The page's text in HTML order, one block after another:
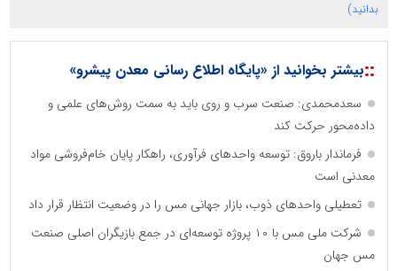
بدانید)
::بیشتر بخوانید از «پایگاه اطلاع رسانی معدن پیشرو»
سعدمحمدی: صنعت سرب و روی باید به سمت روش‌های علمی و
داده‌محور حرکت کند
فرماندار باروق: توسعه واحدهای فرآوری، راهکار پایان خام‌فروشی مواد
معدنی است
تعطیلی واحدهای ذوب، بازار جهانی مس را در وضعیت انتظار قرار داد
شرکت ملی مس با ۱۰ پروژه توسعه‌ای در جمع بازیگران اصلی صنعت
مس جهان